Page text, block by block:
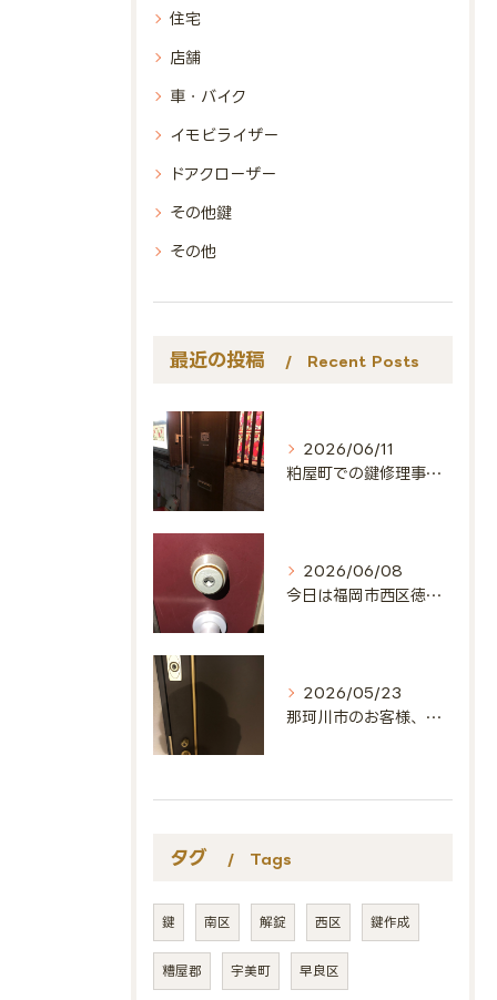
住宅
店舗
車・バイク
イモビライザー
ドアクローザー
その他鍵
その他
最近の投稿 Recent Posts
2026/06/11
粕屋町での鍵修理事例🔑
2026/06/08
今日は福岡市西区徳永北にお邪魔しました🔑
2026/05/23
那珂川市のお客様、ありがとうございました🔑
タグ Tags
鍵 南区 解錠 西区 鍵作成
糟屋郡 宇美町 早良区